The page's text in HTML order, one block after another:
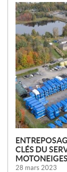
N
O
U
V
E
L
L
E
S
CLÉS DU
28 mars 2023